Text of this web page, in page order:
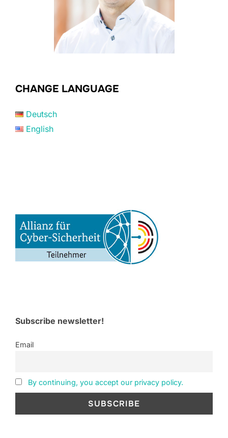
CHANGE LANGUAGE
Deutsch
English
Subscribe newsletter!
Email
By continuing, you accept our privacy policy.